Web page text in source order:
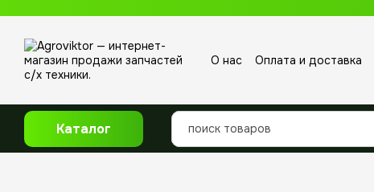
О нас Оплата и доставка
Каталог